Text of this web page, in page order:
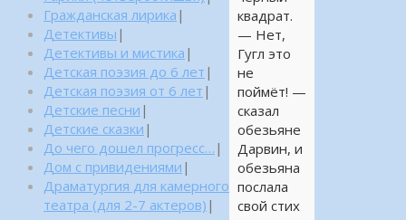
квадрат.
— Нет,
Гугл это
не
поймёт! —
сказал
обезьяне
Дарвин, и
обезьяна
послала
свой стих
Гражданская лирика |
Детективы |
Детективы и мистика |
Детская поэзия до 6 лет |
Детская поэзия от 6 лет |
Детские песни |
Детские сказки |
До чего дошел прогресс… |
Дом с привидениями |
Драматургия для камерного
театра (для 2-7 актеров) |